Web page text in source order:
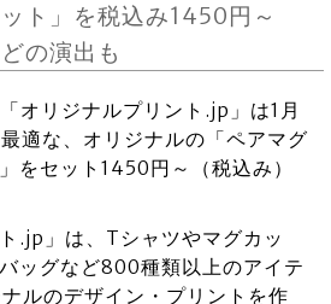
ト」を税込み1450円～
の演出も
オリジナルプリント.jp」は1月
適な、オリジナルの「ペアマグ
をセット1450円～（税込み）
.jp」は、Tシャツやマグカッ
ッグなど800種類以上のアイテ
ルのデザイン・プリントを作